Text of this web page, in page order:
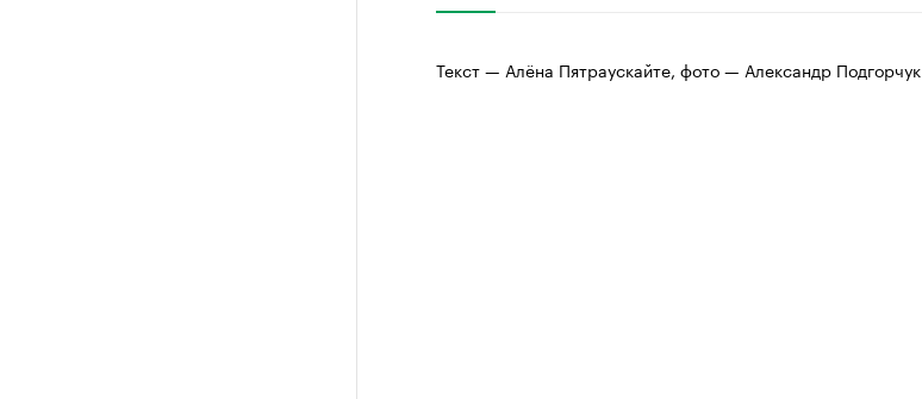
Текст — Алёна Пятраускайте, фото — Александр Подгорчук